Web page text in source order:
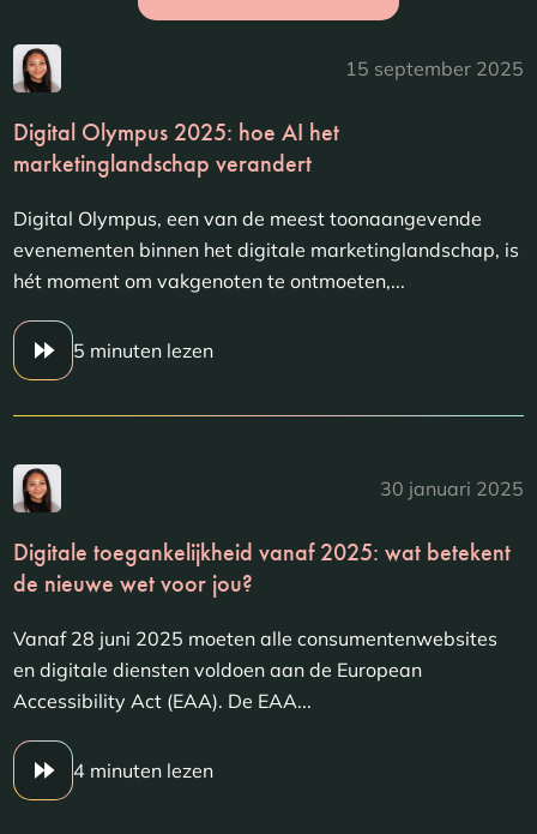
15 september 2025
Digital Olympus 2025: hoe AI het
marketinglandschap verandert
Digital Olympus, een van de meest toonaangevende
evenementen binnen het digitale marketinglandschap, is
hét moment om vakgenoten te ontmoeten,...
5 minuten lezen
30 januari 2025
Digitale toegankelijkheid vanaf 2025: wat betekent
de nieuwe wet voor jou?
Vanaf 28 juni 2025 moeten alle consumentenwebsites
en digitale diensten voldoen aan de European
Accessibility Act (EAA). De EAA...
4 minuten lezen